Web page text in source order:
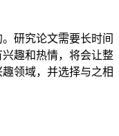
研究论文需要长时间
趣和热情，将会让整
领域，并选择与之相